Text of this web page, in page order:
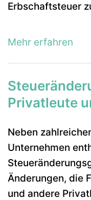
Erbschaftsteuer
Mehr erfahren
Privatleute
Neben
Unternehmen
Änderungen, die
und andere